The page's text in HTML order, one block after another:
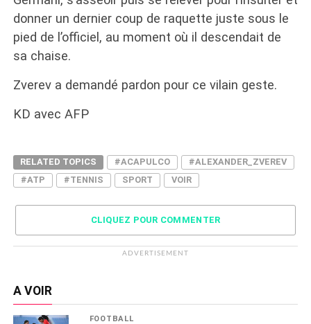
donner un dernier coup de raquette juste sous le
pied de l’officiel, au moment où il descendait de
sa chaise.
Zverev a demandé pardon pour ce vilain geste.
KD avec AFP
RELATED TOPICS #ACAPULCO
#ALEXANDER_ZVEREV
#ATP
#TENNIS SPORT VOIR
CLIQUEZ POUR COMMENTER
ADVERTISEMENT
A VOIR
FOOTBALL